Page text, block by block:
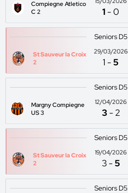
Compiegne Atletico
C 2
1 -0
Seniors D5
St Sauveur la Croix
2
29/03/2026
1 -5
Seniors D5
Margny Compiegne
US 3
12/04/2026
3 -2
Seniors D5
St Sauveur la Croix
2
19/04/2026
3 -5
Seniors D5